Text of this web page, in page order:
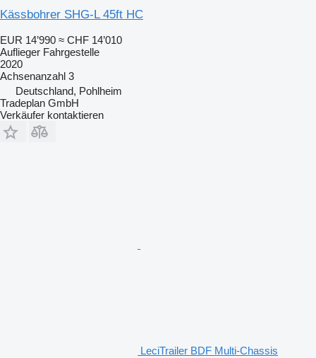
Kässbohrer SHG-L 45ft HC
EUR 14’990 ≈ CHF 14’010
Auflieger Fahrgestelle
2020
Achsenanzahl 3
Deutschland, Pohlheim
Tradeplan GmbH
Verkäufer kontaktieren
LeciTrailer BDF Multi-Chassis